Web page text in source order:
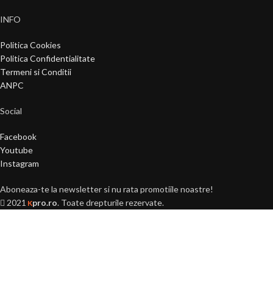
INFO
Politica Cookies
Politica Confidentialitate
Termeni si Conditii
ANPC
Social
Facebook
Youtube
Instagram
Aboneaza-te la newsletter si nu rata promotiile noastre!
2021 Kpro.ro. Toate drepturile rezervate.